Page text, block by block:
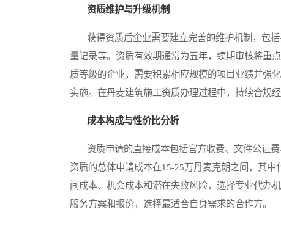
资质维护与升级机制
获得资质后企业需要建立完善的维护机制，包括
量记录等。资质有效期通常为五年，续期审核将重
质等级的企业，需要积累相应规模的项目业绩并强
实施。在丹麦建筑施工资质办理过程中，持续合规
成本构成与性价比分析
资质申请的直接成本包括官方收费、文件公证费
资质的总体申请成本在15-25万丹麦克朗之间，其
间成本、机会成本和潜在失败风险，选择专业代办
服务方案和报价，选择最适合自身需求的合作方。